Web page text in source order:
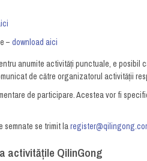
– download aici
anumite activități punctuale, e posibil
de către organizatorul activității
de participare. Acestea vor fi
semnate se trimit la
activitățile QilinGong